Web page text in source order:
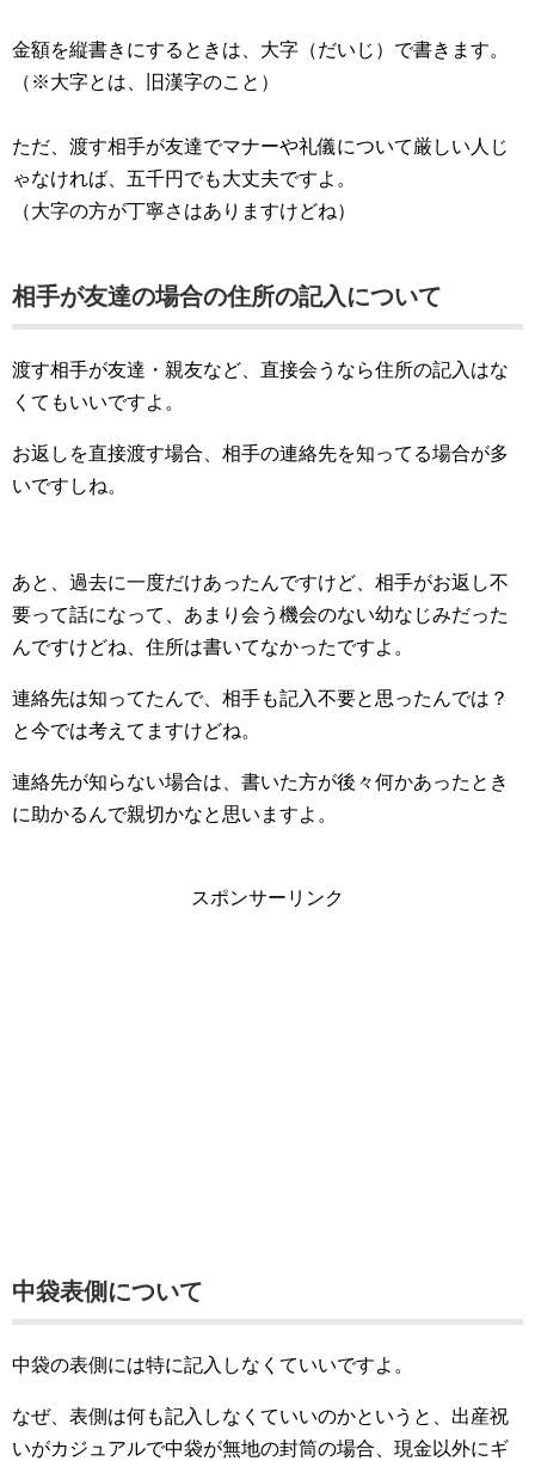
金額を縦書きにするときは、大字（だいじ）で書きます。
（※大字とは、旧漢字のこと）
ただ、渡す相手が友達でマナーや礼儀について厳しい人じ
ゃなければ、五千円でも大丈夫ですよ。
（大字の方が丁寧さはありますけどね）
相手が友達の場合の住所の記入について
渡す相手が友達・親友など、直接会うなら住所の記入はな
くてもいいですよ。
お返しを直接渡す場合、相手の連絡先を知ってる場合が多
いですしね。
あと、過去に一度だけあったんですけど、相手がお返し不
要って話になって、あまり会う機会のない幼なじみだった
んですけどね、住所は書いてなかったですよ。
連絡先は知ってたんで、相手も記入不要と思ったんでは？
と今では考えてますけどね。
連絡先が知らない場合は、書いた方が後々何かあったとき
に助かるんで親切かなと思いますよ。
スポンサーリンク
中袋表側について
中袋の表側には特に記入しなくていいですよ。
なぜ、表側は何も記入しなくていいのかというと、出産祝
いがカジュアルで中袋が無地の封筒の場合、現金以外にギ